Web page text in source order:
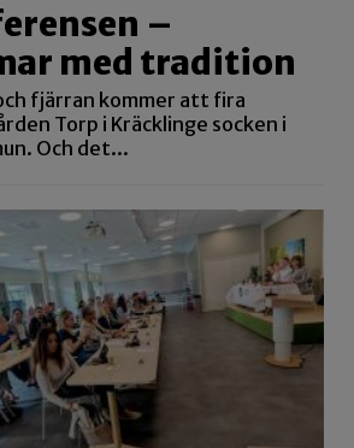
–
med tradition
fjärran kommer att fira
Torp i Kräcklinge socken i
Och det...